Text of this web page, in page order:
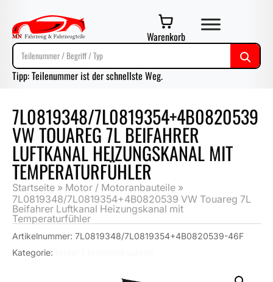
Warenkorb
Tipp: Teilenummer ist der schnellste Weg.
7L0819348/7L0819354+4B0820539
VW TOUAREG 7L BEIFAHRER
LUFTKANAL HEIZUNGSKANAL MIT
TEMPERATURFÜHLER
Startseite » Motor / Motoranbauteile »
7L0819348/7L0819354+4B0820539 VW Touareg 7L
Beifahrer Luftkanal Heizungskanal mit
Temperaturfühler
Artikelnummer: 7L0819348/7L0819354+4B0820539-46F
Kategorie: